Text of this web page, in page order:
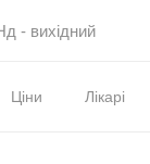
- вихідний
Ціни Лікарі